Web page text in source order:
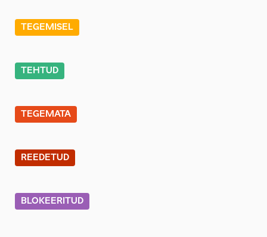
TEGEMISEL
TEHTUD
TEGEMATA
REEDETUD
BLOKEERITUD